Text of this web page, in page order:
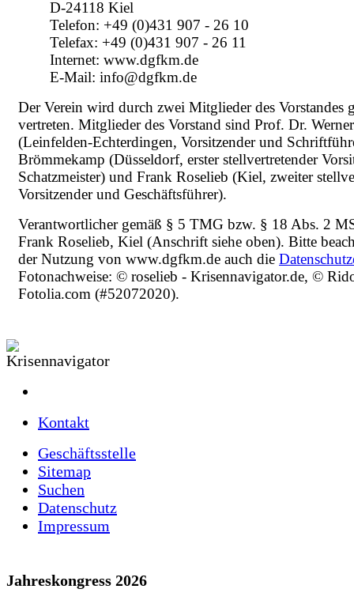
D-24118 Kiel
Telefon: +49 (0)431 907 - 26 10
Telefax: +49 (0)431 907 - 26 11
Internet: www.dgfkm.de
E-Mail: info@dgfkm.de
Der Verein wird durch zwei Mitglieder des Vorstandes
vertreten. Mitglieder des Vorstand sind Prof. Dr.
(Leinfelden-Echterdingen, Vorsitzender und
Brömmekamp (Düsseldorf, erster stellvertretender
Schatzmeister) und Frank Roselieb (Kiel, zweiter
Vorsitzender und Geschäftsführer).
Verantwortlicher gemäß § 5 TMG bzw. § 18 Abs. 2
Frank Roselieb, Kiel (Anschrift siehe oben). Bitte
der Nutzung von www.dgfkm.de auch die
Fotonachweise: © roselieb - Krisennavigator.de, ©
Fotolia.com (#52072020).
Kontakt
Geschäftsstelle
Sitemap
Suchen
Datenschutz
Impressum
Jahreskongress 2026